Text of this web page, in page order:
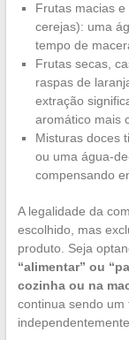
Frutas macias
cerejas): uma
tempo de
Frutas secas,
raspas de
extração
aromático mais
Misturas doces
ou uma água-
compensando
A legalidade da
escolhido, mas
produto. Seja
“alimentar” ou
cozinha ou na
continua sendo um